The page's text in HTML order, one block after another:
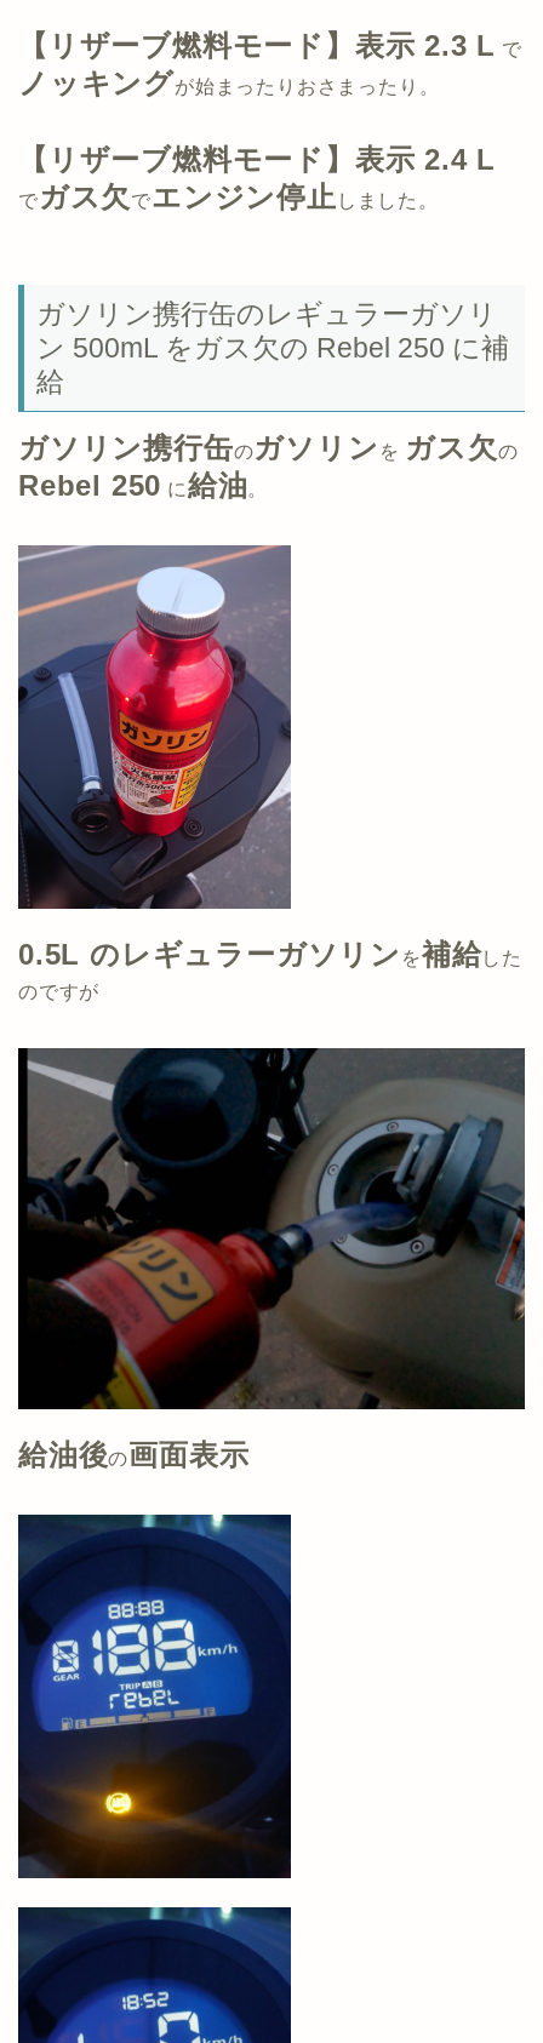
【リザーブ燃料モード】表示 2.3 L で
ノッキングが始まったりおさまったり。
【リザーブ燃料モード】表示 2.4 L
で ガス欠 でエンジン停止 しました。
ガソリン携行缶のレギュラーガソリ
ン 500mL をガス欠の Rebel 250 に補
給
ガソリン携行缶のガソリン を ガス欠の
Rebel 250 に給油。
0.5L のレギュラーガソリン を補給した
のですが
給油後の画面表示